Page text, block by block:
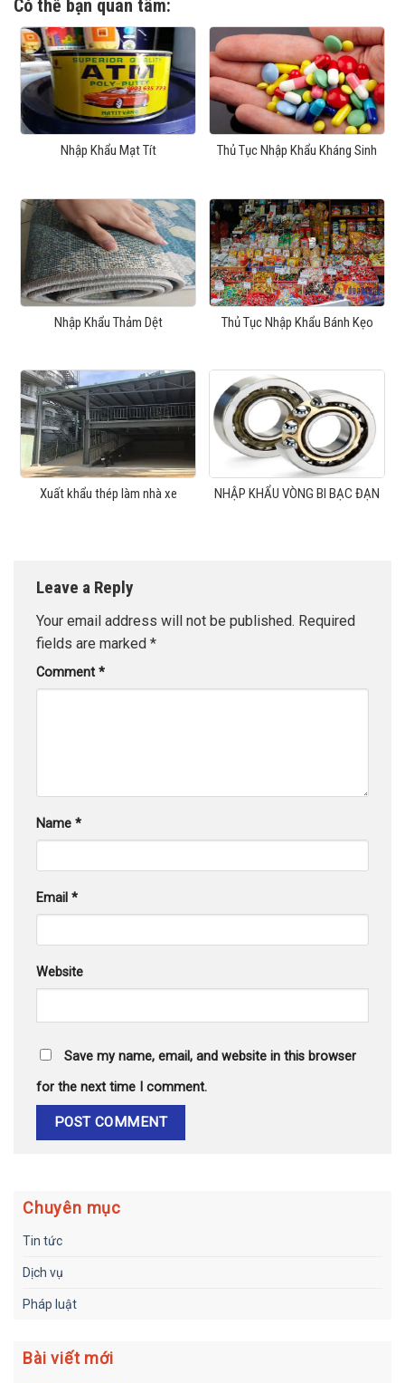
Có thể bạn quan tâm:
Nhập Khẩu Mạt Tít Thủ Tục Nhập Khẩu Kháng Sinh
Nhập Khẩu Thảm Dệt Thủ Tục Nhập Khẩu Bánh Kẹo
Xuất khẩu thép làm nhà xe NHẬP KHẨU VÒNG BI BẠC ĐẠN
Leave a Reply
Your email address will not be published. Required
fields are marked *
Comment *
Name *
Email *
Website
Save my name, email, and website in this browser
for the next time I comment.
Chuyên mục
Tin tức
Dịch vụ
Pháp luật
Bài viết mới